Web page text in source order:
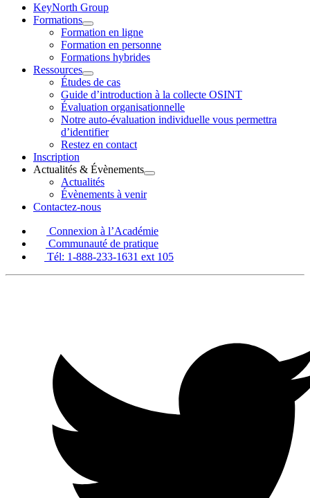
Cours
renseignements
sources
ouvertes
KeyNorth Group
Formations
Ouvrir
Formations
le
menu
Formation en ligne
Formation en personne
Formations hybrides
Ressources
Ouvrir
Ressources
le
menu
Études de cas
Guide d’introduction à la collecte OSINT
Évaluation organisationnelle
Notre auto-évaluation individuelle vous permettra
d’identifier
Restez en contact
Inscription
Actualités & Évènements
Ouvrir
menu
Actualités
Évènements à venir
Contactez-nous
Connexion à l’Académie
Communauté de pratique
Tél: 1-888-233-1631 ext 105